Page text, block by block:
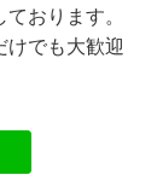
おります。
けでも大歓迎